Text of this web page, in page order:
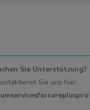
Sie Unterstützung?
Sie uns hier: